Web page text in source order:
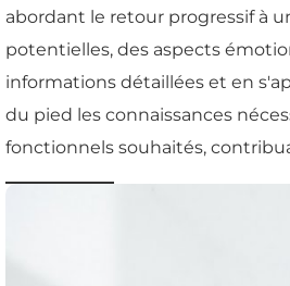
abordant le retour progressif à
potentielles, des aspects
informations détaillées et en
du pied les connaissances
fonctionnels souhaités,